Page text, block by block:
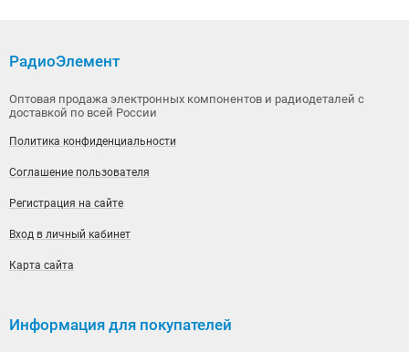
РадиоЭлемент
Оптовая продажа электронных компонентов и радиодеталей с
доставкой по всей России
Политика конфиденциальности
Соглашение пользователя
Регистрация на сайте
Вход в личный кабинет
Карта сайта
Информация для покупателей